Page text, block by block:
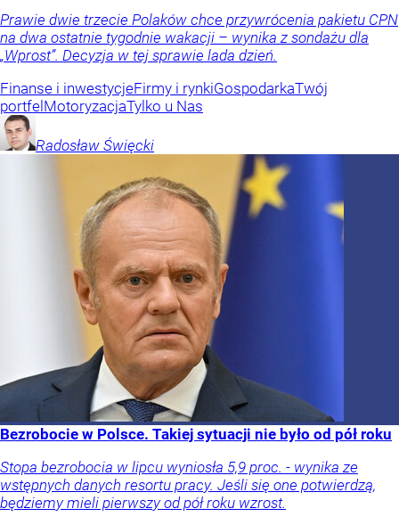
Prawie dwie trzecie Polaków chce przywrócenia pakietu CPN
na dwa ostatnie tygodnie wakacji – wynika z sondażu dla
„Wprost”. Decyzja w tej sprawie lada dzień.
Finanse i inwestycjeFirmy i rynkiGospodarkaTwój
portfelMotoryzacjaTylko u Nas
Radosław Święcki
Bezrobocie w Polsce. Takiej sytuacji nie było od pół roku
Stopa bezrobocia w lipcu wyniosła 5,9 proc. - wynika ze
wstępnych danych resortu pracy. Jeśli się one potwierdzą,
będziemy mieli pierwszy od pół roku wzrost.